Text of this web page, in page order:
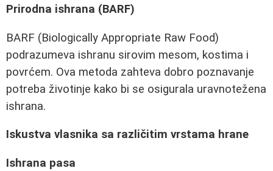
Prirodna ishrana (BARF)
BARF (Biologically Appropriate Raw Food)
podrazumeva ishranu sirovim mesom, kostima i
povrćem. Ova metoda zahteva dobro poznavanje
potreba životinje kako bi se osigurala uravnotežena
ishrana.
Iskustva vlasnika sa različitim vrstama hrane
Ishrana pasa